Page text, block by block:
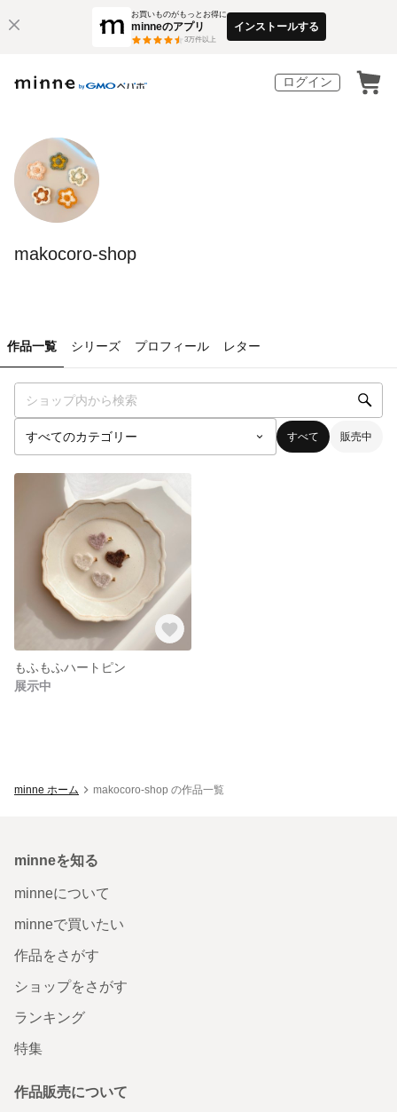
お買いものがもっとお得に
minneのアプリ
3万件以上
インストールする
ログイン
makocoro-shop
作品一覧 シリーズ プロフィール レター
すべて 販売中
もふもふハートピン
展示中
minne ホーム makocoro-shop の作品一覧
minneを知る
minneについて
minneで買いたい
作品をさがす
ショップをさがす
ランキング
特集
作品販売について